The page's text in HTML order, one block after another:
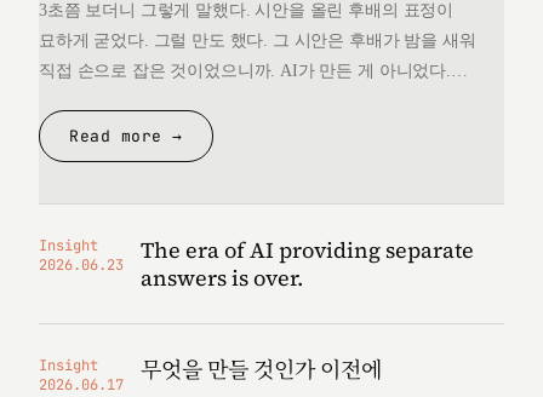
3초쯤 보더니 그렇게 말했다. 시안을 올린 후배의 표정이
묘하게 굳었다. 그럴 만도 했다. 그 시안은 후배가 밤을 새워
직접 손으로 잡은 것이었으니까. AI가 만든 게 아니었다.
것을 변호할 언어를 끝내 찾지 못했다. 돌아오는 길에
생각했다. 대체 "AI 같다"는…
Read more →
Insight
2026.06.23
The era of AI providing separate
answers is over.
Insight
2026.06.17
무엇을 만들 것인가 이전에